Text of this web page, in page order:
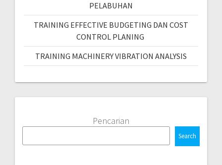
PELABUHAN
TRAINING EFFECTIVE BUDGETING DAN COST
CONTROL PLANING
TRAINING MACHINERY VIBRATION ANALYSIS
Pencarian
Search